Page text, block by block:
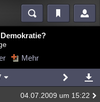
Videos
Mystery Kriminalfälle
Mehr
04.07.2009 um 15:22